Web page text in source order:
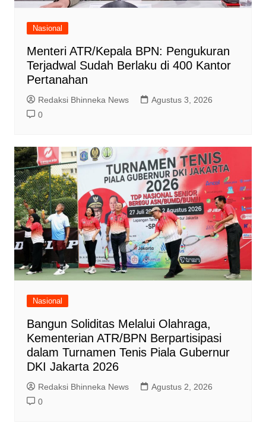
Nasional
Menteri ATR/Kepala BPN: Pengukuran
Terjadwal Sudah Berlaku di 400 Kantor
Pertanahan
Redaksi Bhinneka News
Agustus 3, 2026
0
Nasional
Bangun Soliditas Melalui Olahraga,
Kementerian ATR/BPN Berpartisipasi
dalam Turnamen Tenis Piala Gubernur
DKI Jakarta 2026
Redaksi Bhinneka News
Agustus 2, 2026
0